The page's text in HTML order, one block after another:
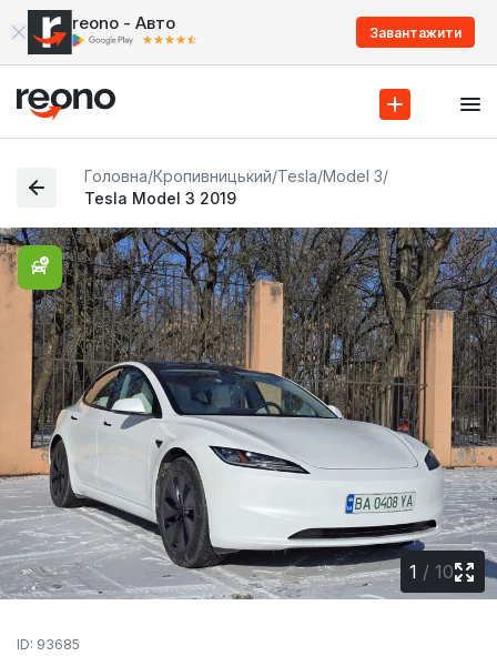
reono - Авто Завантажити
Головна/Кропивницький/Tesla/Model 3/
Tesla Model 3 2019
1 / 10
ID: 93685